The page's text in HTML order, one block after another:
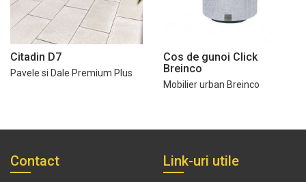
Citadin D7
Pavele si Dale Premium Plus
Cos de gunoi Click
Breinco
Mobilier urban Breinco
Contact Link-uri utile